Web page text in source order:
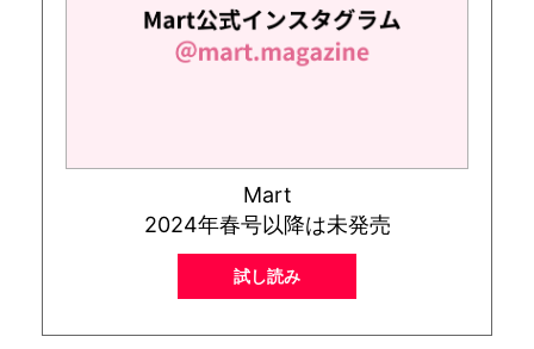
Mart
2024年春号以降は未発売
試し読み